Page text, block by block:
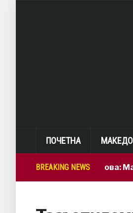
ПОЧЕТНА
BREAKING NEWS
Лепиткова: